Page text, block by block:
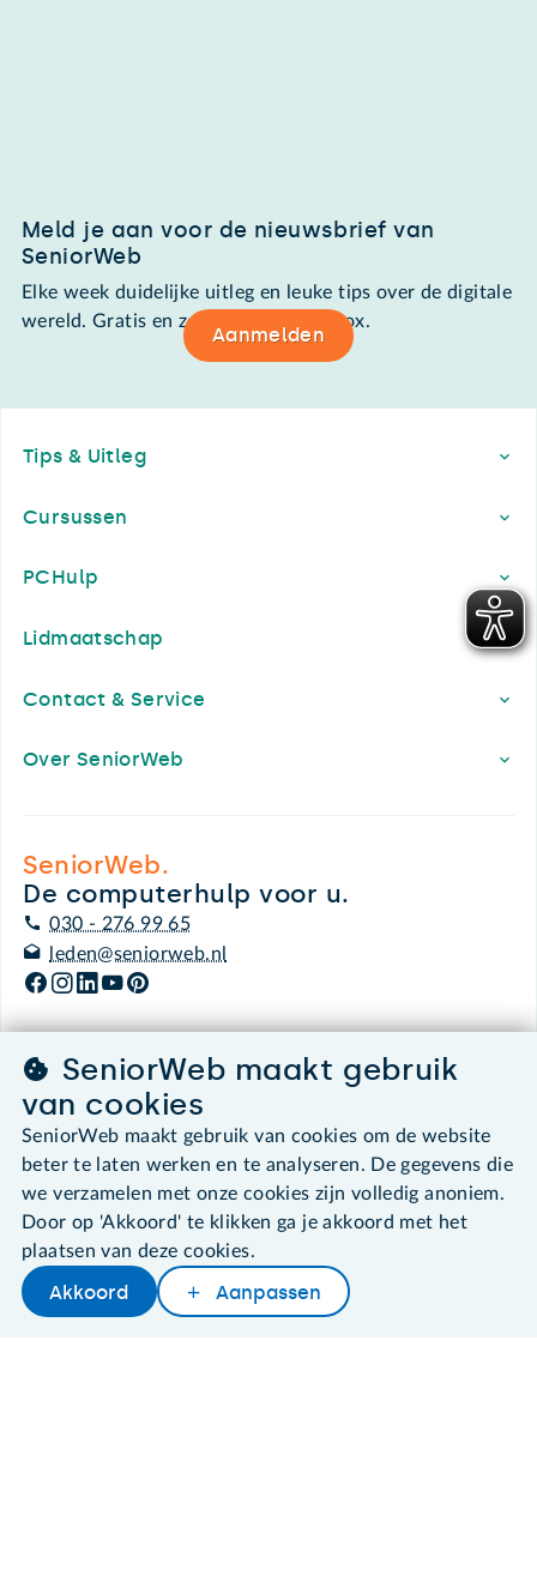
Later lezenDelenWoordenboek
Meld je aan voor de nieuwsbrief van
SeniorWeb
Elke week duidelijke uitleg en leuke tips over de digitale
wereld. Gratis en zomaar in de mailbox.
Aanmelden
Tips & Uitleg
Cursussen
PCHulp
Lidmaatschap
Contact & Service
Over SeniorWeb
SeniorWeb.
De computerhulp voor u.
030 - 276 99 65
leden@seniorweb.nl
©2026 SeniorWeb
Algemene voorwaarden
Cookies en cookie-instellingen
Disclaimer
Privacybeleid
About SeniorWeb
SeniorWeb maakt gebruik
van cookies
SeniorWeb maakt gebruik van cookies om de website
beter te laten werken en te analyseren. De gegevens die
we verzamelen met onze cookies zijn volledig anoniem.
Door op 'Akkoord' te klikken ga je akkoord met het
plaatsen van deze cookies.
Akkoord Aanpassen